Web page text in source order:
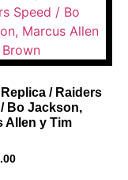
/ Raiders
Bo Jackson,
Allen y Tim